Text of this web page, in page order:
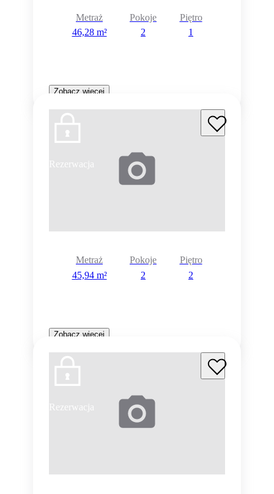
Metraż
46,28 m²
Pokoje
2
Piętro
1
Zobacz więcej
Rezerwacja
Metraż
45,94 m²
Pokoje
2
Piętro
2
Zobacz więcej
Rezerwacja